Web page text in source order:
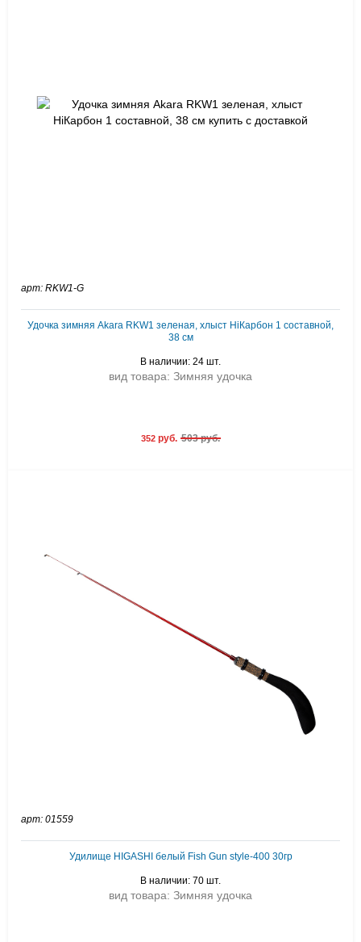
арт: RKW1-G
Удочка зимняя Akara RKW1 зеленая, хлыст HiКарбон 1 составной,
38 см
В наличии: 24 шт.
вид товара: Зимняя удочка
352 руб. 503 руб.
арт: 01559
Удилище HIGASHI белый Fish Gun style-400 30гр
В наличии: 70 шт.
вид товара: Зимняя удочка